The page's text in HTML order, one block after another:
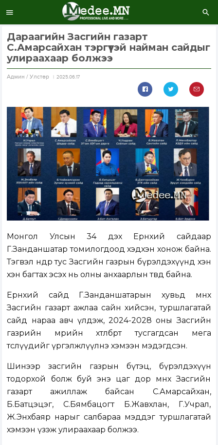
Дараагийн Засгийн газарт
С.Амарсайхан тэргүүтэй найман сайдыг
улираахаар болжээ
Aдмин / Улстөр 2025.06.17
Монгол Улсын 34 дэх Ерөнхий сайдаар
Г.Занданшатар томилогдоод хэдхэн хонож байна.
Тэгвэл өнөөдөр тус Засгийн газрын бүрэлдэхүүнд хэн
хэн багтах эсэх нь олны анхаарлын төвд байна.
Ерөнхий сайд Г.Занданшатарын хувьд өмнөх
Засгийн газарт ажлаа сайн хийсэн, туршлагатай
сайд нараа авч үлдэж, 2024-2028 оны Засгийн
газрийн мөрийн хөтөлбөрт тусгагдсан мега
төслүүдийг үргэлжлүүлнэ хэмээн мэдэгдсэн.
Шинээр засгийн газрын бүтэц, бүрэлдэхүүн
тодорхой болж буй энэ цаг дор өмнөх Засгийн
газарт ажиллаж байсан С.Амарсайхан,
Б.Батцэцэг, С.Бямбацогт Б.Жавхлан, Г.Учрал,
Ж.Энхбаяр нарыг салбараа мэддэг туршлагатай
хэмээн үзэж улираахаар болжээ.